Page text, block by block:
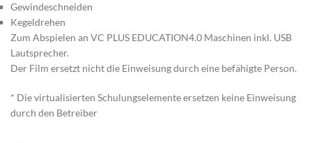
Gewindeschneiden
Kegeldrehen
Zum Abspielen an VC PLUS EDUCATION4.0 Maschinen inkl. USB
Lautsprecher.
Der Film ersetzt nicht die Einweisung durch eine befähigte Person.
* Die virtualisierten Schulungselemente ersetzen keine Einweisung
durch den Betreiber